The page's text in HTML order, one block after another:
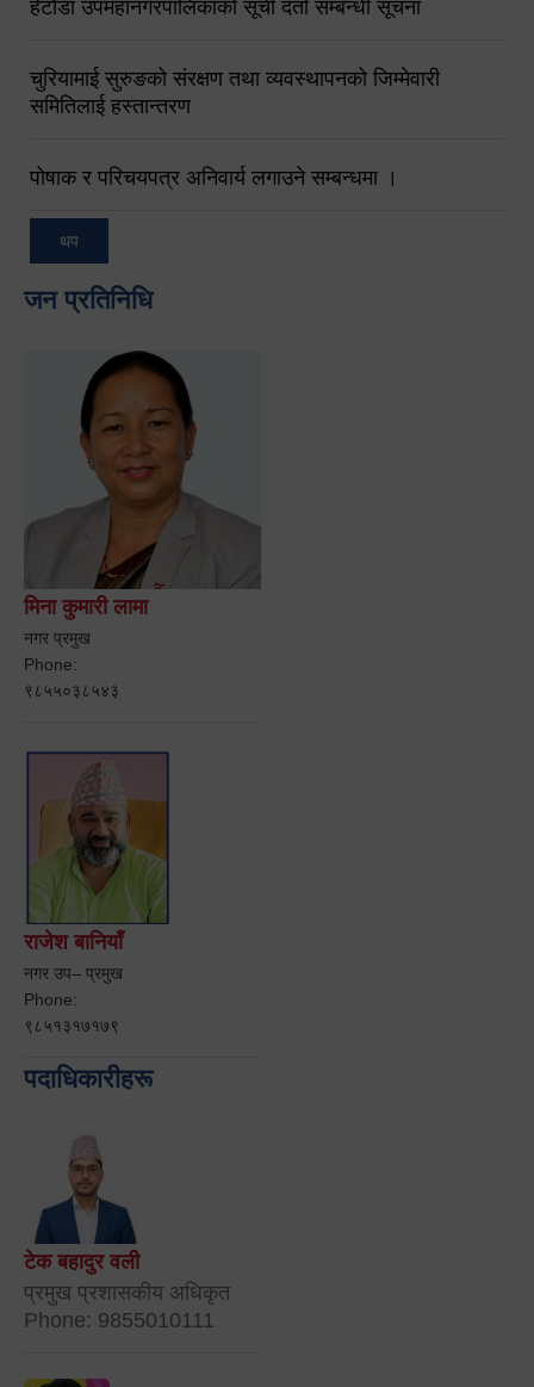
हेटौंडा उपमहानगरपालिकाको सूची दर्ता सम्बन्धी सूचना
चुरियामाई सुरुङको संरक्षण तथा व्यवस्थापनको जिम्मेवारी
समितिलाई हस्तान्तरण
पोषाक र परिचयपत्र अनिवार्य लगाउने सम्बन्धमा ।
थप
जन प्रतिनिधि
मिना कुमारी लामा
नगर प्रमुख
Phone:
९८५५०३८५४३
राजेश बानियाँ
नगर उप– प्रमुख
Phone:
९८५१३१७१७९
पदाधिकारीहरू
टेक बहादुर वली
प्रमुख प्रशासकीय अधिकृत
Phone: 9855010111